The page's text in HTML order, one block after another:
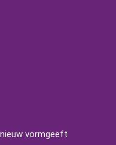
vormgeeft